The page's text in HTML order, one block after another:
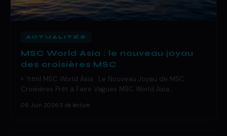
ACTUALITÉS
MSC World Asia : le nouveau joyau
des croisières MSC
« `html MSC World Asia : Le Nouveau Joyau de MSC
Croisières Prêt à Faire Vagues MSC World Asia…
06 Juin 2026 5 de lecture